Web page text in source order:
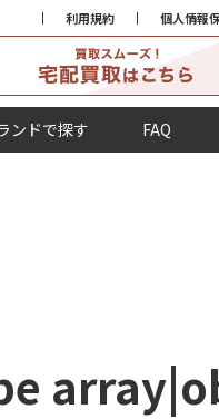
利用規約 個人情報
ンドで探す FAQ